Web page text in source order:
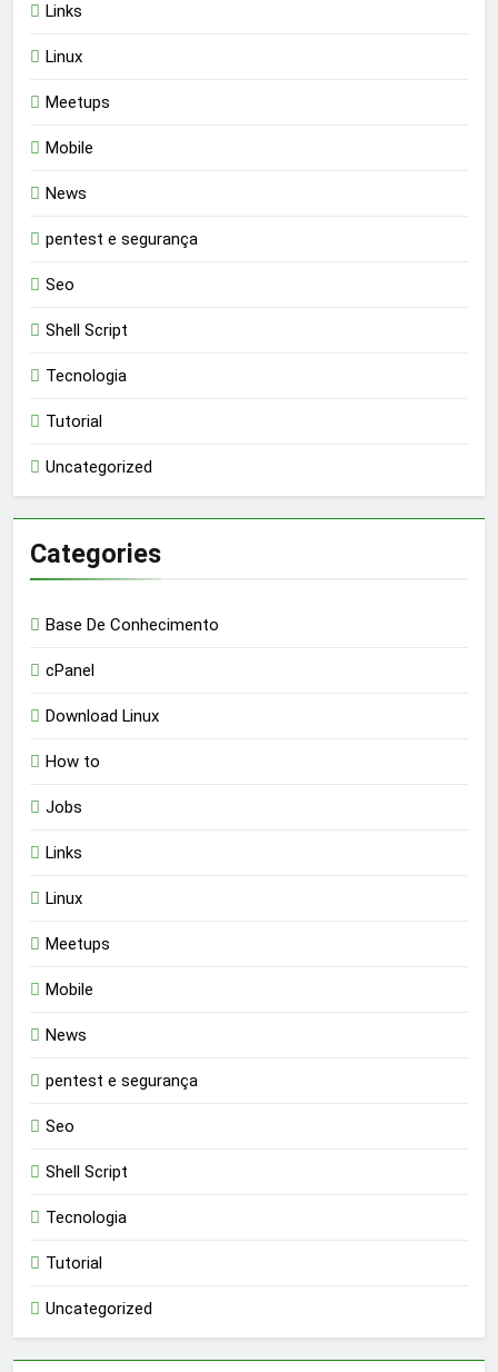
Links
Linux
Meetups
Mobile
News
pentest e segurança
Seo
Shell Script
Tecnologia
Tutorial
Uncategorized
Categories
Base De Conhecimento
cPanel
Download Linux
How to
Jobs
Links
Linux
Meetups
Mobile
News
pentest e segurança
Seo
Shell Script
Tecnologia
Tutorial
Uncategorized